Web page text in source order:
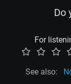
Do
For
See also: